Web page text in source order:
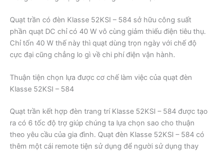
Quạt trần có đèn Klasse 52KSI – 584 sở hữu công suất
phần quạt DC chỉ có 40 W vô cùng giảm thiểu điện tiêu thụ.
Chỉ tốn 40 W thế này thì quạt dùng trọn ngày với chế độ
cực đại cũng chẳng lo gì về chi phí điện vận hành.
Thuận tiện chọn lựa được cơ chế làm việc của quạt đèn
Klasse 52KSI – 584
Quạt trần kết hợp đèn trang trí Klasse 52KSI – 584 được tạo
ra có 6 tốc độ trợ giúp chúng ta lựa chọn sao cho thuận
theo yêu cầu của gia đình. Quạt đèn Klasse 52KSI – 584 có
thêm một cái remote tiện sử dụng để người sử dụng thay